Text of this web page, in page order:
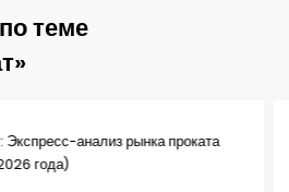
теме
анализ рынка проката
года)